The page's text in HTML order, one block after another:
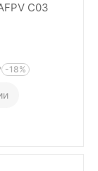
C03
-18%